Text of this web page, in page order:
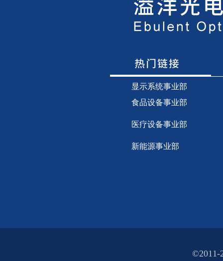
显示系统事业部
食品设备事业部
医疗设备事业部
新能源事业部
©2011-